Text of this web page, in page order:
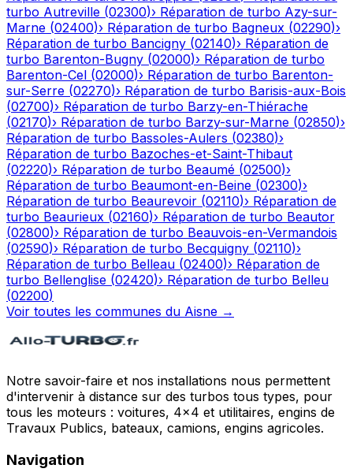
turbo Autreville (02300)› Réparation de turbo Azy-sur-
Marne (02400)› Réparation de turbo Bagneux (02290)›
Réparation de turbo Bancigny (02140)› Réparation de
turbo Barenton-Bugny (02000)› Réparation de turbo
Barenton-Cel (02000)› Réparation de turbo Barenton-
sur-Serre (02270)› Réparation de turbo Barisis-aux-Bois
(02700)› Réparation de turbo Barzy-en-Thiérache
(02170)› Réparation de turbo Barzy-sur-Marne (02850)›
Réparation de turbo Bassoles-Aulers (02380)›
Réparation de turbo Bazoches-et-Saint-Thibaut
(02220)› Réparation de turbo Beaumé (02500)›
Réparation de turbo Beaumont-en-Beine (02300)›
Réparation de turbo Beaurevoir (02110)› Réparation de
turbo Beaurieux (02160)› Réparation de turbo Beautor
(02800)› Réparation de turbo Beauvois-en-Vermandois
(02590)› Réparation de turbo Becquigny (02110)›
Réparation de turbo Belleau (02400)› Réparation de
turbo Bellenglise (02420)› Réparation de turbo Belleu
(02200)
Voir toutes les communes du Aisne →
Notre savoir-faire et nos installations nous permettent
d'intervenir à distance sur des turbos tous types, pour
tous les moteurs : voitures, 4x4 et utilitaires, engins de
Travaux Publics, bateaux, camions, engins agricoles.
Navigation